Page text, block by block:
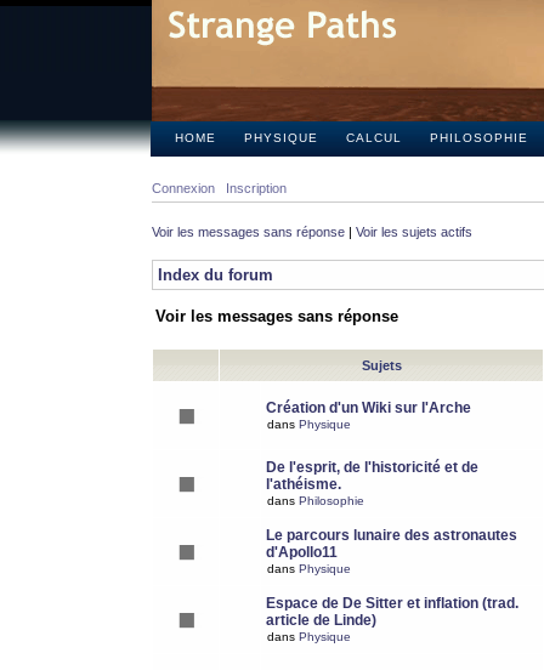
HOME PHYSIQUE CALCUL PHILOSOPHIE
Connexion Inscription
Voir les messages sans réponse | Voir les sujets actifs
Index du forum
Voir les messages sans réponse
Sujets
Création d'un Wiki sur l'Arche
dans Physique
De l'esprit, de l'historicité et de
l'athéisme.
dans Philosophie
Le parcours lunaire des astronautes
d'Apollo11
dans Physique
Espace de De Sitter et inflation (trad.
article de Linde)
dans Physique